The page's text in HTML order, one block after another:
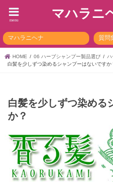
マハラニ
menu
マハラニヘナ 質問
HOME 06 ハーブシャンプー製品選び
白髪を少しずつ染めるシャンプーはないですか
白髪を少しずつ染める
か？